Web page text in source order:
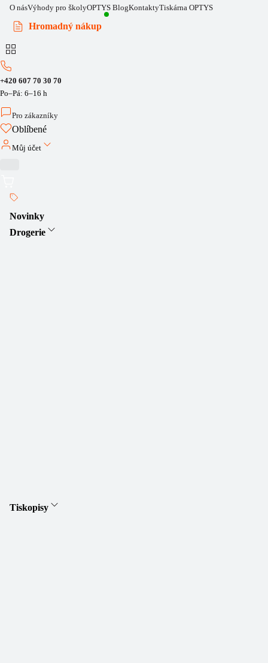
O násVýhody pro školyOPTYS BlogKontaktyTiskárna OPTYS
Hromadný nákup
+420 607 70 30 70
Po–Pá: 6–16 h
Pro zákazníky
Oblíbené
Můj účet
Novinky
Drogerie
Tiskopisy